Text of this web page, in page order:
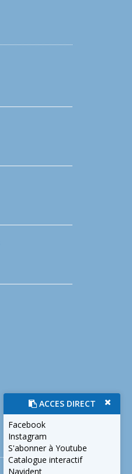
ACCES DIRECT
Facebook
Instagram
S'abonner à Youtube
Catalogue interactif
Navident